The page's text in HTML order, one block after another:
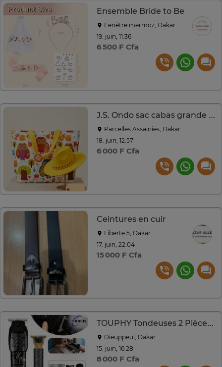
Ensemble Bride to Be
Fenêtre mermoz, Dakar
19. juin, 11:36
6 500 F Cfa
J.S. Ondo sac cabas grande capacité chouettes
Parcelles Assainies, Dakar
18. juin, 12:57
6 000 F Cfa
Ceintures en cuir
Liberte 5, Dakar
17. juin, 22:04
15 000 F Cfa
TOUPHY Tondeuses 2 Pièces sans Fil
Dieuppeul, Dakar
15. juin, 16:28
8 000 F Cfa